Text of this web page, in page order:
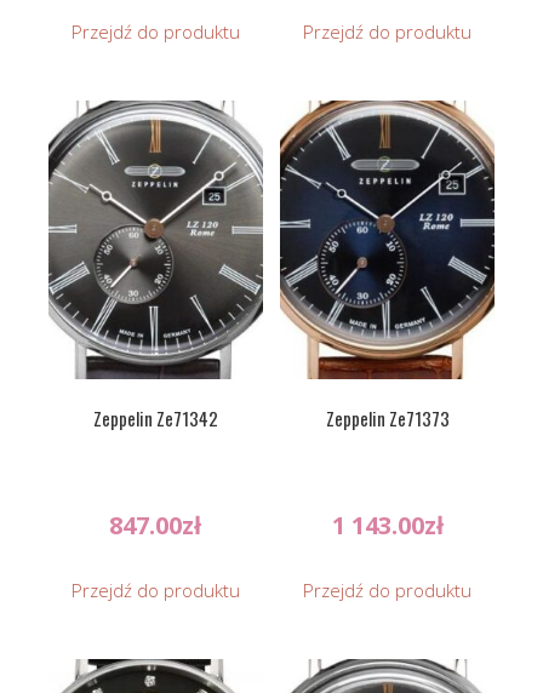
Przejdź do produktu Przejdź do produktu
Zeppelin Ze71342
847.00zł
Przejdź do produktu
Zeppelin Ze71373
1 143.00zł
Przejdź do produktu